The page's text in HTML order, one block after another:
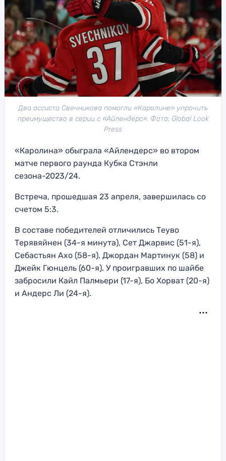
Два ассиста Свечникова помогли «Каролине» упрочить
преимущество в серии с «Айлендерс». Фото: Global Look
Press
«Каролина» обыграла «Айлендерс» во втором
матче первого раунда Кубка Стэнли
сезона-2023/24.
Встреча, прошедшая 23 апреля, завершилась со
счетом 5:3.
В составе победителей отличились Теуво
Терявяйнен (34-я минута), Сет Джарвис (51-я),
Себастьян Ахо (58-я), Джордан Мартинук (58) и
Джейк Гюнцель (60-я). У проигравших по шайбе
забросили Кайл Палмьери (17-я), Бо Хорват (20-я)
и Андерс Ли (24-я).